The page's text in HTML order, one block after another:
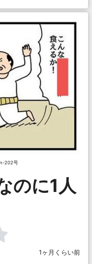
n-202号
のに1人
1ヶ月くらい前